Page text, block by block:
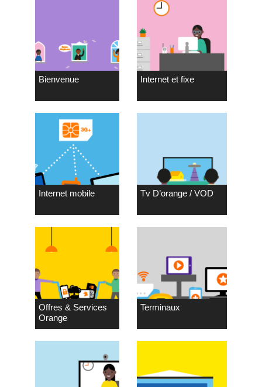
Bienvenue Internet et fixe
Internet mobile Tv D’orange / VOD
Offres & Services
Orange
Terminaux